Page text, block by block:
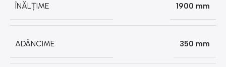
ÎNĂLȚIME 1900 mm
ADÂNCIME 350 mm